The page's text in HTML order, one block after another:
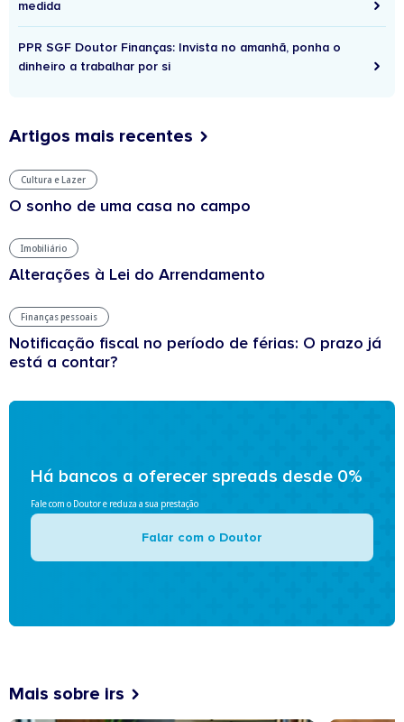
medida
PPR SGF Doutor Finanças: Invista no amanhã, ponha o
dinheiro a trabalhar por si
Artigos mais recentes
Cultura e Lazer
O sonho de uma casa no campo
Imobiliário
Alterações à Lei do Arrendamento
Finanças pessoais
Notificação fiscal no período de férias: O prazo já
está a contar?
Há bancos a oferecer spreads desde 0%
Fale com o Doutor e reduza a sua prestação
Falar com o Doutor
Mais sobre irs